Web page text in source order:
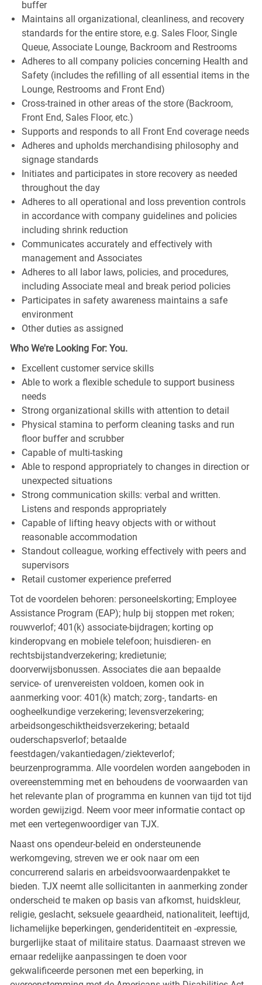
buffer
Maintains all organizational, cleanliness, and recovery
standards for the entire store, e.g. Sales Floor, Single
Queue, Associate Lounge, Backroom and Restrooms
Adheres to all company policies concerning Health and
Safety (includes the refilling of all essential items in the
Lounge, Restrooms and Front End)
Cross-trained in other areas of the store (Backroom,
Front End, Sales Floor, etc.)
Supports and responds to all Front End coverage needs
Adheres and upholds merchandising philosophy and
signage standards
Initiates and participates in store recovery as needed
throughout the day
Adheres to all operational and loss prevention controls
in accordance with company guidelines and policies
including shrink reduction
Communicates accurately and effectively with
management and Associates
Adheres to all labor laws, policies, and procedures,
including Associate meal and break period policies
Participates in safety awareness maintains a safe
environment
Other duties as assigned
Who We're Looking For: You.
Excellent customer service skills
Able to work a flexible schedule to support business
needs
Strong organizational skills with attention to detail
Physical stamina to perform cleaning tasks and run
floor buffer and scrubber
Capable of multi-tasking
Able to respond appropriately to changes in direction or
unexpected situations
Strong communication skills: verbal and written.
Listens and responds appropriately
Capable of lifting heavy objects with or without
reasonable accommodation
Standout colleague, working effectively with peers and
supervisors
Retail customer experience preferred
Tot de voordelen behoren: personeelskorting; Employee
Assistance Program (EAP); hulp bij stoppen met roken;
rouwverlof; 401(k) associate-bijdragen; korting op
kinderopvang en mobiele telefoon; huisdieren- en
rechtsbijstandverzekering; kredietunie;
doorverwijsbonussen. Associates die aan bepaalde
service- of urenvereisten voldoen, komen ook in
aanmerking voor: 401(k) match; zorg-, tandarts- en
oogheelkundige verzekering; levensverzekering;
arbeidsongeschiktheidsverzekering; betaald
ouderschapsverlof; betaalde
feestdagen/vakantiedagen/ziekteverlof;
beurzenprogramma. Alle voordelen worden aangeboden in
overeenstemming met en behoudens de voorwaarden van
het relevante plan of programma en kunnen van tijd tot tijd
worden gewijzigd. Neem voor meer informatie contact op
met een vertegenwoordiger van TJX.
Naast ons opendeur-beleid en ondersteunende
werkomgeving, streven we er ook naar om een
concurrerend salaris en arbeidsvoorwaardenpakket te
bieden. TJX neemt alle sollicitanten in aanmerking zonder
onderscheid te maken op basis van afkomst, huidskleur,
religie, geslacht, seksuele geaardheid, nationaliteit, leeftijd,
lichamelijke beperkingen, genderidentiteit en -expressie,
burgerlijke staat of militaire status. Daarnaast streven we
ernaar redelijke aanpassingen te doen voor
gekwalificeerde personen met een beperking, in